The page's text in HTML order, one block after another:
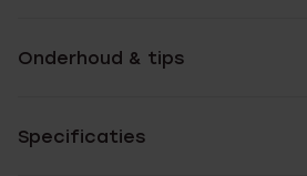
Onderhoud & tips
Specificaties